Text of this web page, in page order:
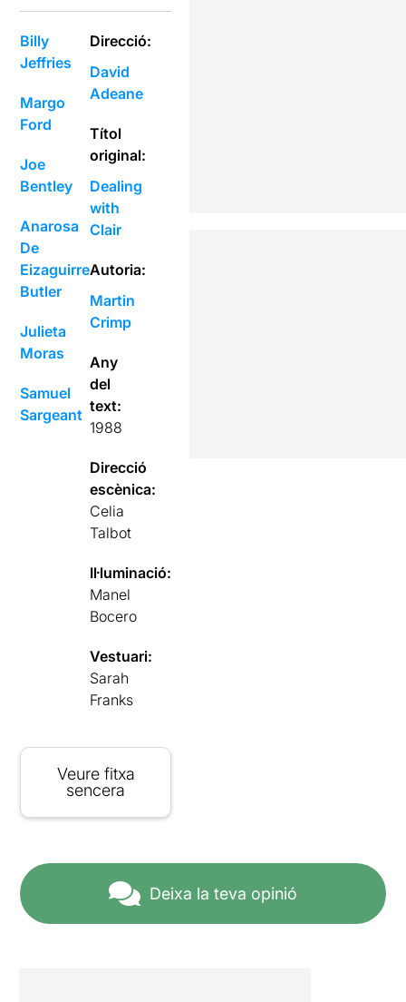
Billy
Jeffries
Margo
Ford
Joe
Bentley
Anarosa
De
Eizaguirre
Butler
Julieta
Moras
Samuel
Sargeant
Direcció:
David
Adeane
Títol
original:
Dealing
with
Clair
Autoria:
Martin
Crimp
Any
del
text:
1988
Direcció
escènica:
Celia
Talbot
Il·luminació:
Manel
Bocero
Vestuari:
Sarah
Franks
Veure fitxa
sencera
Deixa la teva opinió